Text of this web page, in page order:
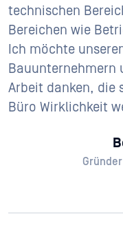
technischen
Bereichen wie
Ich möchte
Bauunternehmern
Arbeit danken, die
Büro Wirklichkeit